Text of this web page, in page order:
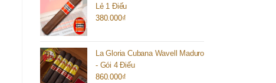
Lẻ 1 Điếu
380.000₫
La Gloria Cubana Wavell Maduro
- Gói 4 Điếu
860.000₫